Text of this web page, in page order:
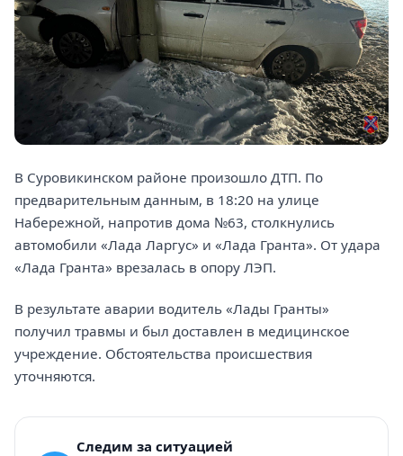
В Суровикинском районе произошло ДТП. По
предварительным данным, в 18:20 на улице
Набережной, напротив дома №63, столкнулись
автомобили «Лада Ларгус» и «Лада Гранта». От удара
«Лада Гранта» врезалась в опору ЛЭП.
В результате аварии водитель «Лады Гранты»
получил травмы и был доставлен в медицинское
учреждение. Обстоятельства происшествия
уточняются.
Следим за ситуацией